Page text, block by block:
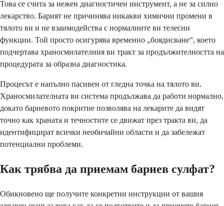
Това се счита за нежен диагностичен инструмент, а не за силно
лекарство. Барият не причинява никакви химични промени в
тялото ви и не взаимодейства с нормалните ви телесни
функции. Той просто осигурява временно „боядисване“, което
подчертава храносмилателния ви тракт за продължителността на
процедурата за образна диагностика.
Процесът е напълно пасивен от гледна точка на тялото ви.
Храносмилателната ви система продължава да работи нормално,
докато бариевото покритие позволява на лекарите да видят
точно как храната и течностите се движат през тракта ви, да
идентифицират всички необичайни области и да забележат
потенциални проблеми.
Как трябва да приемам бариев сулфат?
Обикновено ще получите конкретни инструкции от вашия